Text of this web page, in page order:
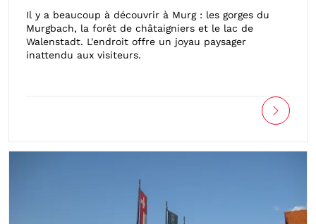
Il y a beaucoup à découvrir à Murg : les gorges du
Murgbach, la forêt de châtaigniers et le lac de
Walenstadt. L'endroit offre un joyau paysager
inattendu aux visiteurs.